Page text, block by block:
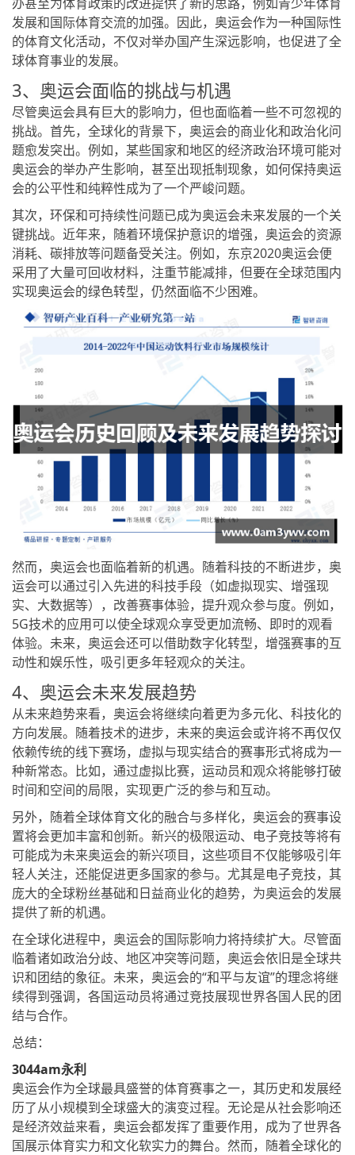
发展和国际体育交流的加强。因此，奥运会作为一种国际性
的体育文化活动，不仅对举办国产生深远影响，也促进了全
球体育事业的发展。
3、奥运会面临的挑战与机遇
尽管奥运会具有巨大的影响力，但也面临着一些不可忽视的
挑战。首先，全球化的背景下，奥运会的商业化和政治化问
题愈发突出。例如，某些国家和地区的经济政治环境可能对
奥运会的举办产生影响，甚至出现抵制现象，如何保持奥运
会的公平性和纯粹性成为了一个严峻问题。
其次，环保和可持续性问题已成为奥运会未来发展的一个关
键挑战。近年来，随着环境保护意识的增强，奥运会的资源
消耗、碳排放等问题备受关注。例如，东京2020奥运会便
采用了大量可回收材料，注重节能减排，但要在全球范围内
实现奥运会的绿色转型，仍然面临不少困难。
然而，奥运会也面临着新的机遇。随着科技的不断进步，奥
运会可以通过引入先进的科技手段（如虚拟现实、增强现
实、大数据等），改善赛事体验，提升观众参与度。例如，
5G技术的应用可以使全球观众享受更加流畅、即时的观看
体验。未来，奥运会还可以借助数字化转型，增强赛事的互
动性和娱乐性，吸引更多年轻观众的关注。
4、奥运会未来发展趋势
从未来趋势来看，奥运会将继续向着更为多元化、科技化的
方向发展。随着技术的进步，未来的奥运会或许将不再仅仅
依赖传统的线下赛场，虚拟与现实结合的赛事形式将成为一
种新常态。比如，通过虚拟比赛，运动员和观众将能够打破
时间和空间的局限，实现更广泛的参与和互动。
另外，随着全球体育文化的融合与多样化，奥运会的赛事设
置将会更加丰富和创新。新兴的极限运动、电子竞技等将有
可能成为未来奥运会的新兴项目，这些项目不仅能够吸引年
轻人关注，还能促进更多国家的参与。尤其是电子竞技，其
庞大的全球粉丝基础和日益商业化的趋势，为奥运会的发展
提供了新的机遇。
在全球化进程中，奥运会的国际影响力将持续扩大。尽管面
临着诸如政治分歧、地区冲突等问题，奥运会依旧是全球共
识和团结的象征。未来，奥运会的“和平与友谊”的理念将继
续得到强调，各国运动员将通过竞技展现世界各国人民的团
结与合作。
总结：
3044am永利
奥运会作为全球最具盛誉的体育赛事之一，其历史和发展经
历了从小规模到全球盛大的演变过程。无论是从社会影响还
是经济效益来看，奥运会都发挥了重要作用，成为了世界各
国展示体育实力和文化软实力的舞台。然而，随着全球化的